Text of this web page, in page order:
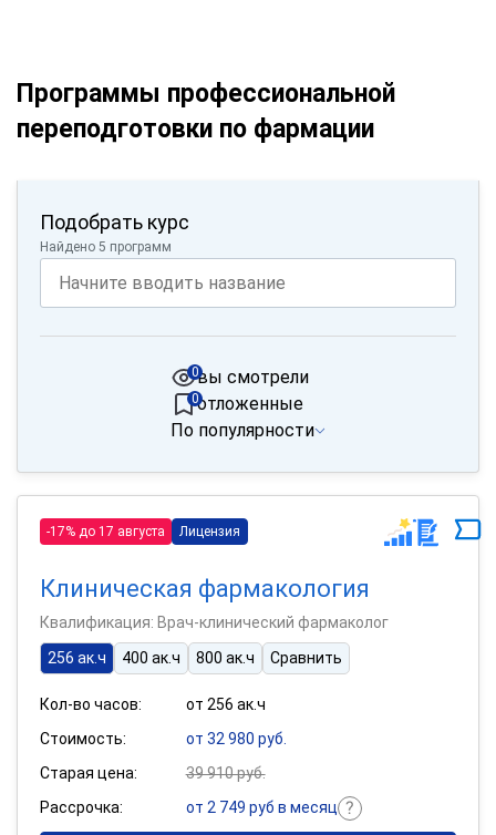
Программы профессиональной
переподготовки по фармации
Подобрать курс
Найдено 5 программ
вы смотрели
0
отложенные
0
По популярности
-17% до 17 августа Лицензия
Клиническая фармакология
Квалификация: Врач-клинический фармаколог
256 ак.ч
400 ак.ч 800 ак.ч Сравнить
Кол-во часов:
от 256 ак.ч
Стоимость:
от 32 980 руб.
Старая цена:
39 910 руб.
Рассрочка:
от 2 749 руб в месяц